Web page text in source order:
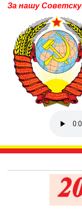
За нашу